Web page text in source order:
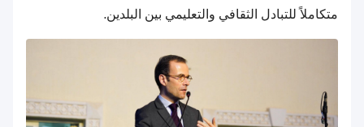
متكاملاً للتبادل الثقافي والتعليمي بين البلدين.